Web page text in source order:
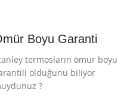
Boyu Garanti
termosların ömür boyu
olduğunu biliyor
?